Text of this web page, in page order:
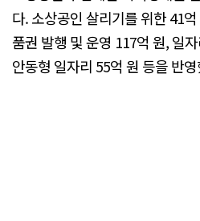
다. 소상공인 살리기를 위한 41
품권 발행 및 운영 117억 원, 일
안동형 일자리 55억 원 등을 반